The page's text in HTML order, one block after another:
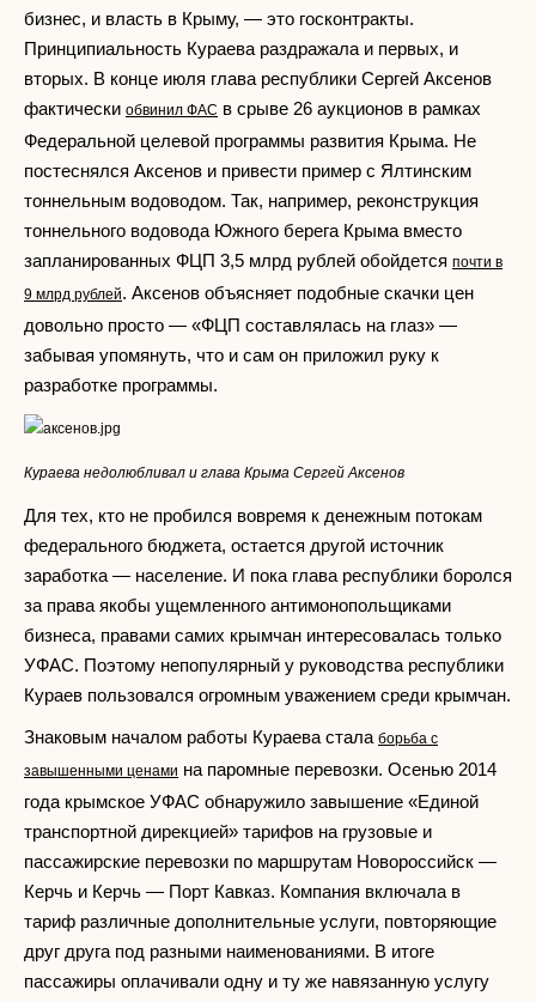
бизнес, и власть в Крыму, — это госконтракты.
Принципиальность Кураева раздражала и первых, и
вторых. В конце июля глава республики Сергей Аксенов
фактически обвинил ФАС в срыве 26 аукционов в рамках
Федеральной целевой программы развития Крыма. Не
постеснялся Аксенов и привести пример с Ялтинским
тоннельным водоводом. Так, например, реконструкция
тоннельного водовода Южного берега Крыма вместо
запланированных ФЦП 3,5 млрд рублей обойдется почти в
9 млрд рублей. Аксенов объясняет подобные скачки цен
довольно просто — «ФЦП составлялась на глаз» —
забывая упомянуть, что и сам он приложил руку к
разработке программы.
Кураева недолюбливал и глава Крыма Сергей Аксенов
Для тех, кто не пробился вовремя к денежным потокам
федерального бюджета, остается другой источник
заработка — население. И пока глава республики боролся
за права якобы ущемленного антимонопольщиками
бизнеса, правами самих крымчан интересовалась только
УФАС. Поэтому непопулярный у руководства республики
Кураев пользовался огромным уважением среди крымчан.
Знаковым началом работы Кураева стала борьба с
завышенными ценами на паромные перевозки. Осенью 2014
года крымское УФАС обнаружило завышение «Единой
транспортной дирекцией» тарифов на грузовые и
пассажирские перевозки по маршрутам Новороссийск —
Керчь и Керчь — Порт Кавказ. Компания включала в
тариф различные дополнительные услуги, повторяющие
друг друга под разными наименованиями. В итоге
пассажиры оплачивали одну и ту же навязанную услугу